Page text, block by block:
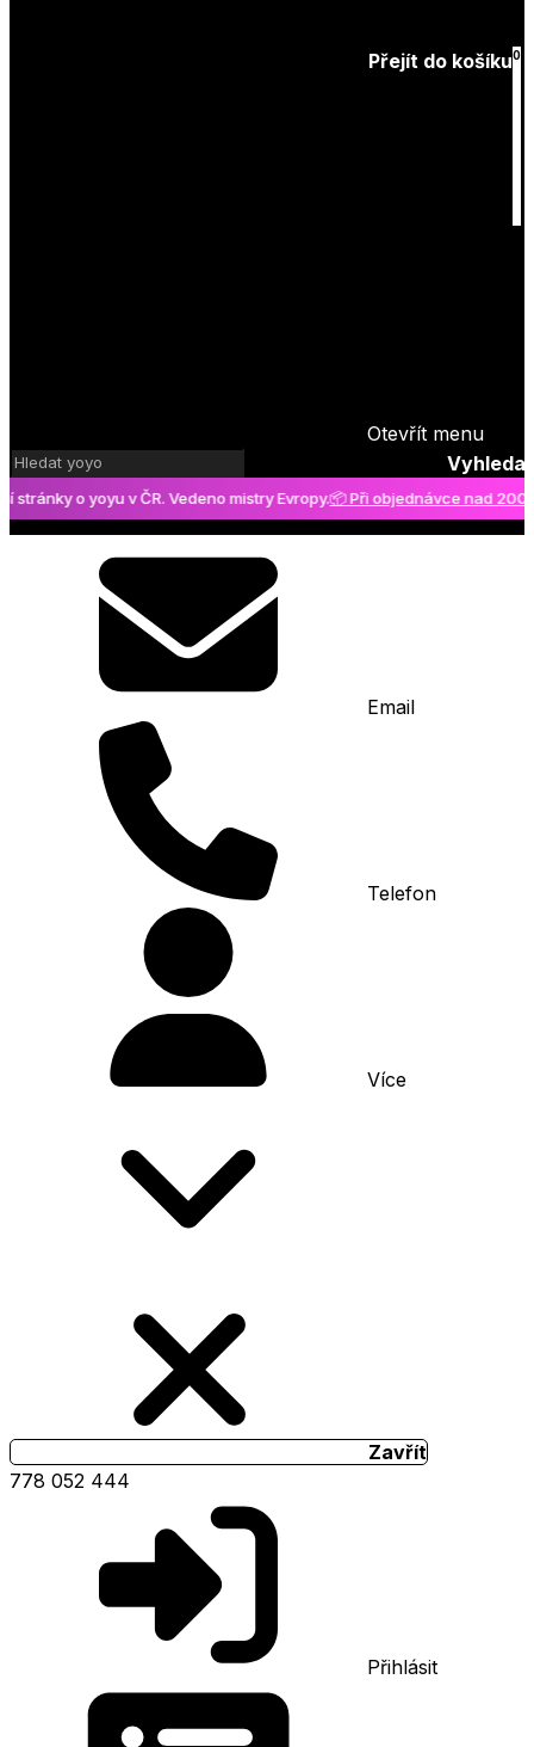
Přejít do košíku0
Otevřít menu
Vyhledat
o yoyu v ČR. Vedeno mistry Evropy.📦 Při objednávce nad 2000 Kč
Email
Telefon
Více
Zavřít
778 052 444
Přihlásit